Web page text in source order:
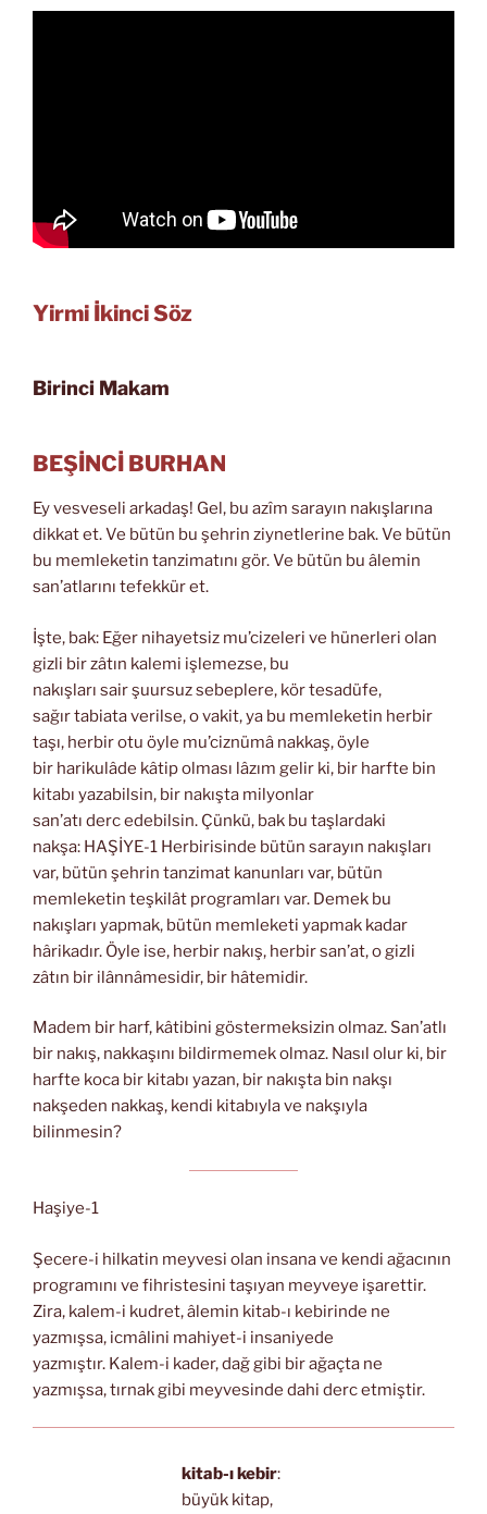
Yirmi İkinci Söz
Birinci Makam
BEŞİNCİ BURHAN
Ey vesveseli arkadaş! Gel, bu azîm sarayın nakışlarına
dikkat et. Ve bütün bu şehrin ziynetlerine bak. Ve bütün
bu memleketin tanzimatını gör. Ve bütün bu âlemin
san’atlarını tefekkür et.
İşte, bak: Eğer nihayetsiz mu’cizeleri ve hünerleri olan
gizli bir zâtın kalemi işlemezse, bu
nakışları sair şuursuz sebeplere, kör tesadüfe,
sağır tabiata verilse, o vakit, ya bu memleketin herbir
taşı, herbir otu öyle mu’ciznümâ nakkaş, öyle
bir harikulâde kâtip olması lâzım gelir ki, bir harfte bin
kitabı yazabilsin, bir nakışta milyonlar
san’atı derc edebilsin. Çünkü, bak bu taşlardaki
nakşa: HAŞİYE-1 Herbirisinde bütün sarayın nakışları
var, bütün şehrin tanzimat kanunları var, bütün
memleketin teşkilât programları var. Demek bu
nakışları yapmak, bütün memleketi yapmak kadar
hârikadır. Öyle ise, herbir nakış, herbir san’at, o gizli
zâtın bir ilânnâmesidir, bir hâtemidir.
Madem bir harf, kâtibini göstermeksizin olmaz. San’atlı
bir nakış, nakkaşını bildirmemek olmaz. Nasıl olur ki, bir
harfte koca bir kitabı yazan, bir nakışta bin nakşı
nakşeden nakkaş, kendi kitabıyla ve nakşıyla
bilinmesin?
Haşiye-1
Şecere-i hilkatin meyvesi olan insana ve kendi ağacının
programını ve fihristesini taşıyan meyveye işarettir.
Zira, kalem-i kudret, âlemin kitab-ı kebirinde ne
yazmışsa, icmâlini mahiyet-i insaniyede
yazmıştır. Kalem-i kader, dağ gibi bir ağaçta ne
yazmışsa, tırnak gibi meyvesinde dahi derc etmiştir.
kitab-ı kebir:
büyük kitap,